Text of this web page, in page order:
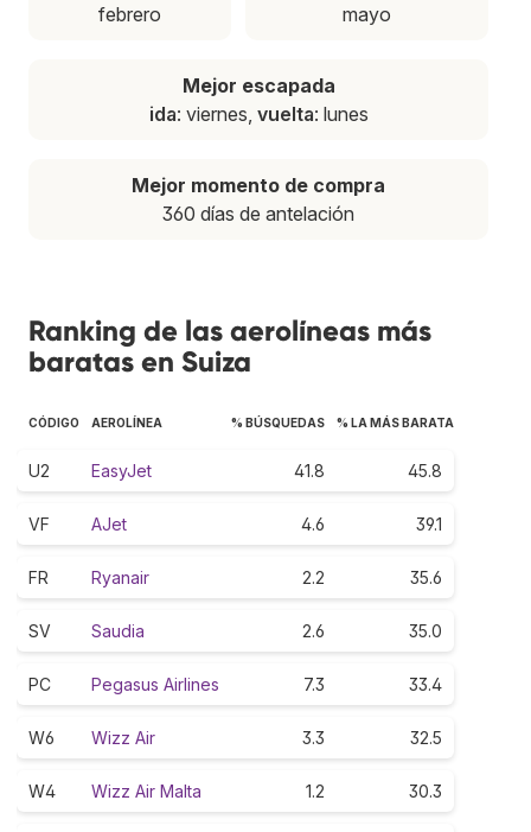
febrero
mayo
Mejor escapada
ida: viernes, vuelta: lunes
Mejor momento de compra
360 días de antelación
Ranking de las aerolíneas más
baratas en Suiza
CÓDIGO AEROLÍNEA % BÚSQUEDAS % LA MÁS BARATA
U2 EasyJet 41.8 45.8
VF AJet 4.6 39.1
FR Ryanair 2.2 35.6
SV Saudia 2.6 35.0
PC Pegasus Airlines 7.3 33.4
W6 Wizz Air 3.3 32.5
W4 Wizz Air Malta 1.2 30.3